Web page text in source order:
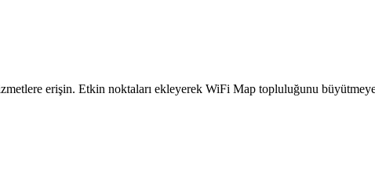
erişin. Etkin noktaları ekleyerek WiFi Map topluluğunu